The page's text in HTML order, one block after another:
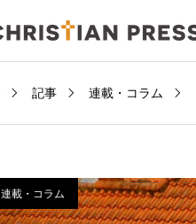
記事 連載・コラム
連載・コラム